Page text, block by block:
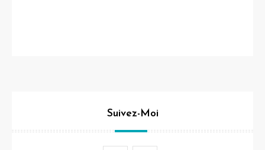
Suivez-Moi